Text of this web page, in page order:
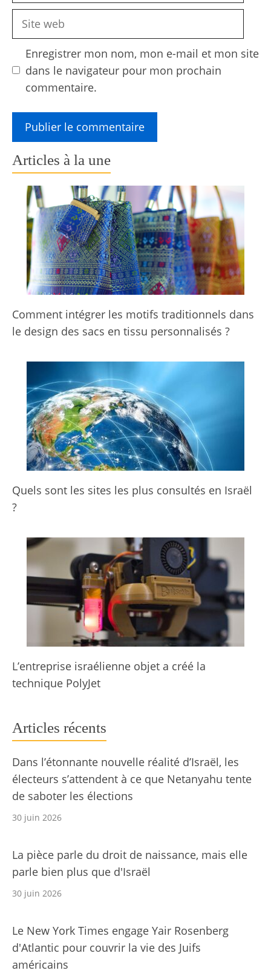
Site
Enregistrer mon nom, mon e-mail et mon site
dans le navigateur pour mon prochain
commentaire.
Articles à la une
Comment intégrer les motifs traditionnels dans
le design des sacs en tissu personnalisés ?
Quels sont les sites les plus consultés en Israël
?
L’entreprise israélienne objet a créé la
technique PolyJet
Articles récents
Dans l’étonnante nouvelle réalité d’Israël, les
électeurs s’attendent à ce que Netanyahu tente
de saboter les élections
30 juin 2026
La pièce parle du droit de naissance, mais elle
parle bien plus que d'Israël
30 juin 2026
Le New York Times engage Yair Rosenberg
d'Atlantic pour couvrir la vie des Juifs
américains